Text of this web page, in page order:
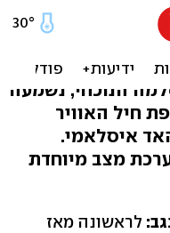
ברזל
הנוכחי, נשמעה
חיל האוויר
איסלאמי.
מצב מיוחדת
לראשונה מאז